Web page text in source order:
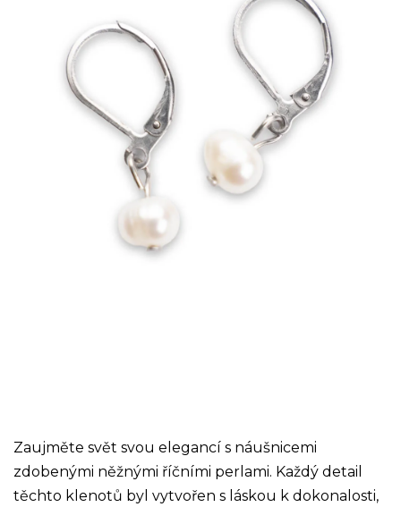
Zaujměte svět svou elegancí s náušnicemi
zdobenými něžnými říčními perlami. Každý detail
těchto klenotů byl vytvořen s láskou k dokonalosti,